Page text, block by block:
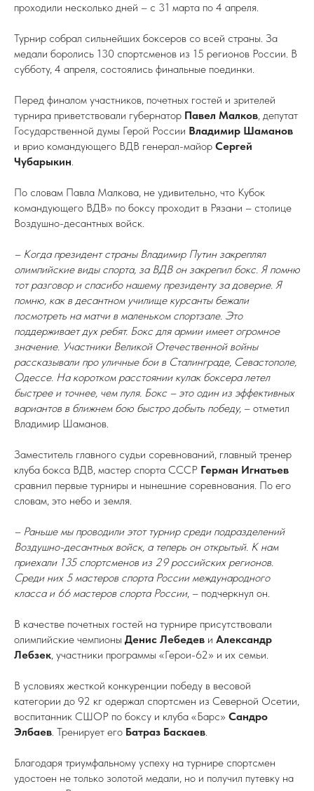
проходили несколько дней – с 31 марта по 4 апреля.
Турнир собрал сильнейших боксеров со всей страны. За
медали боролись 130 спортсменов из 15 регионов России. В
субботу, 4 апреля, состоялись финальные поединки.
Перед финалом участников, почетных гостей и зрителей
турнира приветствовали губернатор Павел Малков, депутат
Государственной думы Герой России Владимир Шаманов
и врио командующего ВДВ генерал-майор Сергей
Чубарыкин.
По словам Павла Малкова, не удивительно, что Кубок
командующего ВДВ» по боксу проходит в Рязани – столице
Воздушно-десантных войск.
– Когда президент страны Владимир Путин закреплял
олимпийские виды спорта, за ВДВ он закрепил бокс. Я помню
тот разговор и спасибо нашему президенту за доверие. Я
помню, как в десантном училище курсанты бежали
посмотреть на матчи в маленьком спортзале. Это
поддерживает дух ребят. Бокс для армии имеет огромное
значение. Участники Великой Отечественной войны
рассказывали про уличные бои в Сталинграде, Севастополе,
Одессе. На коротком расстоянии кулак боксера летел
быстрее и точнее, чем пуля. Бокс – это один из эффективных
вариантов в ближнем бою быстро добыть победу, – отметил
Владимир Шаманов.
Заместитель главного судьи соревнований, главный тренер
клуба бокса ВДВ, мастер спорта СССР Герман Игнатьев
сравнил первые турниры и нынешние соревнования. По его
словам, это небо и земля.
– Раньше мы проводили этот турнир среди подразделений
Воздушно-десантных войск, а теперь он открытый. К нам
приехали 135 спортсменов из 29 российских регионов.
Среди них 5 мастеров спорта России международного
класса и 66 мастеров спорта России, – подчеркнул он.
В качестве почетных гостей на турнире присутствовали
олимпийские чемпионы Денис Лебедев и Александр
Лебзек, участники программы «Герои-62» и их семьи.
В условиях жесткой конкуренции победу в весовой
категории до 92 кг одержал спортсмен из Северной Осетии,
воспитанник СШОР по боксу и клуба «Барс» Сандро
Элбаев. Тренирует его Батраз Баскаев.
Благодаря триумфальному успеху на турнире спортсмен
удостоен не только золотой медали, но и получил путевку на